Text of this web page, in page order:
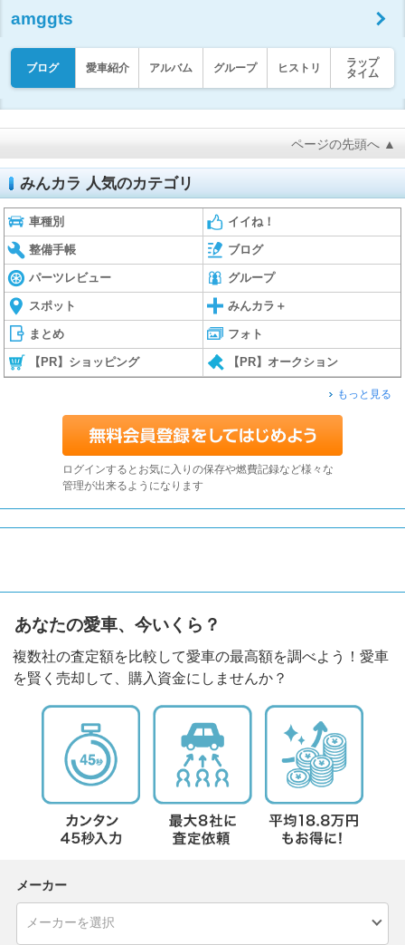
amggts
ブログ 愛車紹介 アルバム グループ ヒストリ
ラップ
タイム
ページの先頭へ ▲
みんカラ 人気のカテゴリ
車種別 イイね！
整備手帳 ブログ
パーツレビュー グループ
スポット みんカラ＋
まとめ フォト
【PR】ショッピング 【PR】オークション
もっと見る
ログインするとお気に入りの保存や燃費記録など様々な
管理が出来るようになります
あなたの愛車、今いくら？
複数社の査定額を比較して愛車の最高額を調べよう！愛車
を賢く売却して、購入資金にしませんか？
メーカー